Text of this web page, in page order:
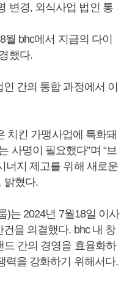
변경, 외식사업 법인 통
월 bhc에서 지금의 다이
했다.
간의 통합 과정에서 이
치킨 가맹사업에 특화돼
사명이 필요했다”며 “브
너지 제고를 위해 새로운
밝혔다.
)는 2024년 7월18일 이사
을 의결했다. bhc 내 창
드 간의 경영을 효율화하
력을 강화하기 위해서다.